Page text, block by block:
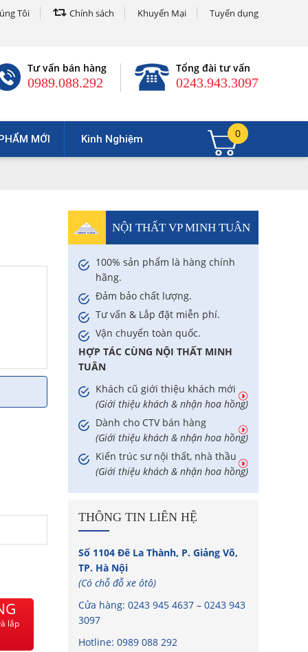
Tôi Chính sách Khuyến Mại Tuyển dụng
Tư vấn bán hàng
0989.088.292
Tổng đài tư vấn
0243.943.3097
MỚI Kinh Nghiệm 0
lắp
NỘI THẤT VP MINH TUÂN
100% sản phẩm là hàng chính
hãng.
Đảm bảo chất lượng.
Tư vấn & Lắp đặt miễn phí.
Vận chuyển toàn quốc.
HỢP TÁC CÙNG NỘI THẤT MINH
TUÂN
Khách cũ giới thiệu khách mới
(Giới thiệu khách & nhận hoa hồng)
Dành cho CTV bán hàng
(Giới thiệu khách & nhận hoa hồng)
Kiến trúc sư nội thất, nhà thầu
(Giới thiệu khách & nhận hoa hồng)
THÔNG TIN LIÊN HỆ
Số 1104 Đê La Thành, P. Giảng Võ,
TP. Hà Nội
(Có chỗ đỗ xe ôtô)
Cửa hàng: 0243 945 4637– 0243 943
3097
Hotline: 0989 088 292